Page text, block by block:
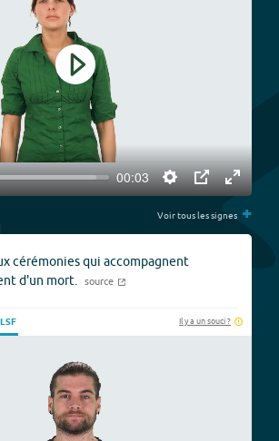
00:03
Settings
PIP
Enter
Play
Voir tous les signes +
cérémonies qui accompagnent
d'un mort.
source
Il y a un souci ?